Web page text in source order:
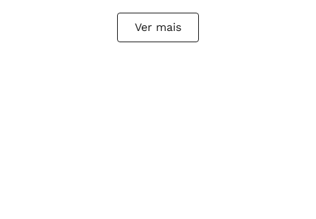
Ver mais